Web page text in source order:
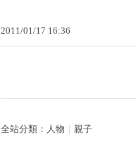
2011/01/17 16:36
全站分類： 人物 親子